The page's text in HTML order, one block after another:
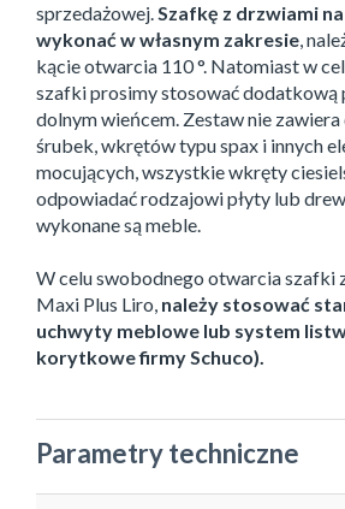
sprzedażowej.Szafkę z drzwiami
wykonać w własnym zakresie,
kącie otwarcia 110 °. Natomiast w
szafki prosimy stosować dodatkową
dolnym wieńcem. Zestaw nie
śrubek, wkrętów typu spax i innych
mocujących, wszystkie wkręty
odpowiadać rodzajowi płyty lub
wykonane są meble.
W celu swobodnego otwarcia szafki
Maxi Plus Liro, należy stosować
uchwyty meblowe lub system
korytkowe firmy Schuco).
Parametry techniczne